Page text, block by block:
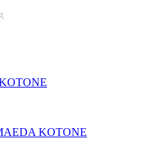
KOTONE